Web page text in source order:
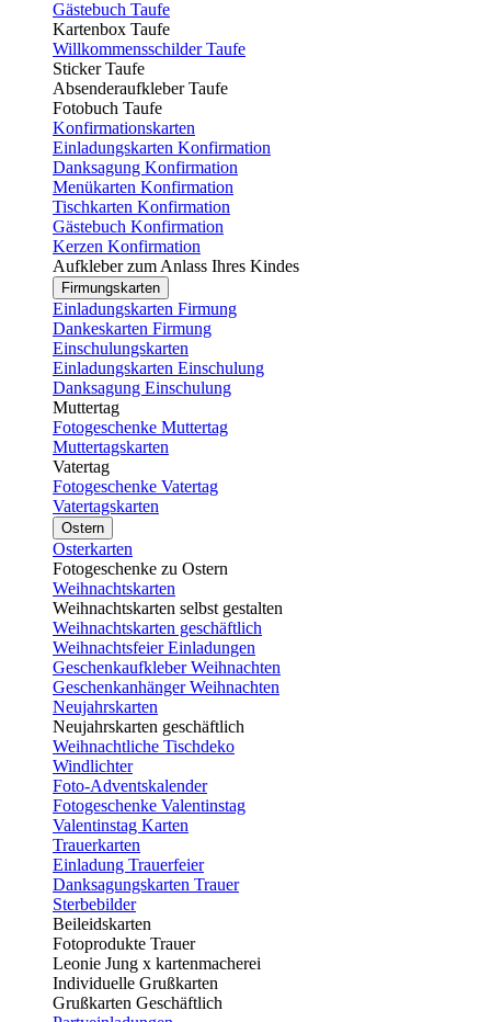
Gästebuch Taufe
Kartenbox Taufe
Willkommensschilder Taufe
Sticker Taufe
Absenderaufkleber Taufe
Fotobuch Taufe
Konfirmationskarten
Einladungskarten Konfirmation
Danksagung Konfirmation
Menükarten Konfirmation
Tischkarten Konfirmation
Gästebuch Konfirmation
Kerzen Konfirmation
Aufkleber zum Anlass Ihres Kindes
Firmungskarten
Einladungskarten Firmung
Dankeskarten Firmung
Einschulungskarten
Einladungskarten Einschulung
Danksagung Einschulung
Muttertag
Fotogeschenke Muttertag
Muttertagskarten
Vatertag
Fotogeschenke Vatertag
Vatertagskarten
Ostern
Osterkarten
Fotogeschenke zu Ostern
Weihnachtskarten
Weihnachtskarten selbst gestalten
Weihnachtskarten geschäftlich
Weihnachtsfeier Einladungen
Geschenkaufkleber Weihnachten
Geschenkanhänger Weihnachten
Neujahrskarten
Neujahrskarten geschäftlich
Weihnachtliche Tischdeko
Windlichter
Foto-Adventskalender
Fotogeschenke Valentinstag
Valentinstag Karten
Trauerkarten
Einladung Trauerfeier
Danksagungskarten Trauer
Sterbebilder
Beileidskarten
Fotoprodukte Trauer
Leonie Jung x kartenmacherei
Individuelle Grußkarten
Grußkarten Geschäftlich